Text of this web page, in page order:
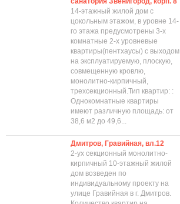
14-этажный жилой дом с
цокольным этажом, в уровне 14-
го этажа предусмотрены 3-х
комнатные 2-х уровневые
квартиры(пентхаусы) с выходом
на эксплуатируемую, плоскую,
совмещенную кровлю,
монолитно-кирпичный,
трехсекционный.Тип квартир: :
Однокомнатные квартиры
имеют различную площадь: от
38,6 м2 до 49,6...
Дмитров, Гравийная, вл.12
2-ух секционный монолитно-
кирпичный 10-этажный жилой
дом возведен по
индивидуальному проекту на
улице Гравийная в г. Дмитров.